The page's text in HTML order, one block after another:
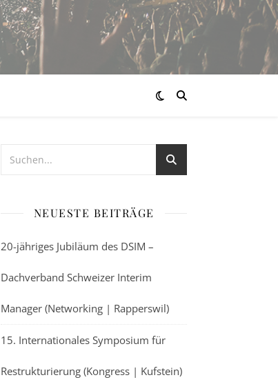
NEUESTE BEITRÄGE
20-jähriges Jubiläum des DSIM –
Dachverband Schweizer Interim
Manager (Networking | Rapperswil)
15. Internationales Symposium für
Restrukturierung (Kongress | Kufstein)